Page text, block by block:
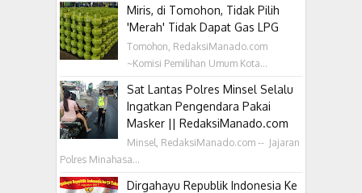
Miris, di Tomohon, Tidak Pilih
'Merah' Tidak Dapat Gas LPG
Tomohon, RedaksiManado.com
~Komisi Pemilihan Umum Kota...
Sat Lantas Polres Minsel Selalu
Ingatkan Pengendara Pakai
Masker || RedaksiManado.com
Minsel, RedaksiManado.com -- Jajaran
Polres Minahasa...
Dirgahayu Republik Indonesia Ke